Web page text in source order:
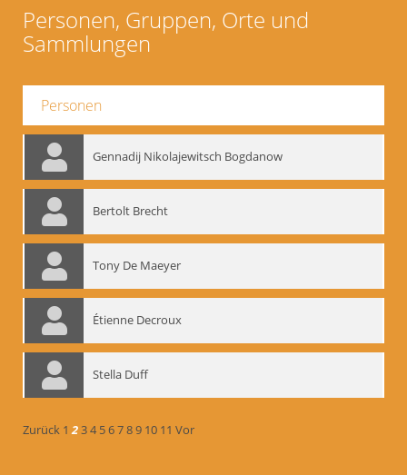
Personen, Gruppen, Orte und
Sammlungen
Personen
Gennadij Nikolajewitsch Bogdanow
Bertolt Brecht
Tony De Maeyer
Étienne Decroux
Stella Duff
Zurück 1 234 56789 10 11 Vor